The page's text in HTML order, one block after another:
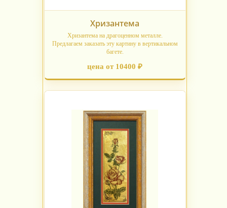
Хризантема
Хризантема на драгоценном металле.
Предлагаем заказать эту картину в вертикальном
багете.
цена от 10400 ₽